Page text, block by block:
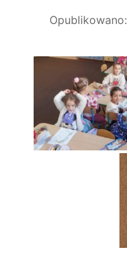
Opublikowano: